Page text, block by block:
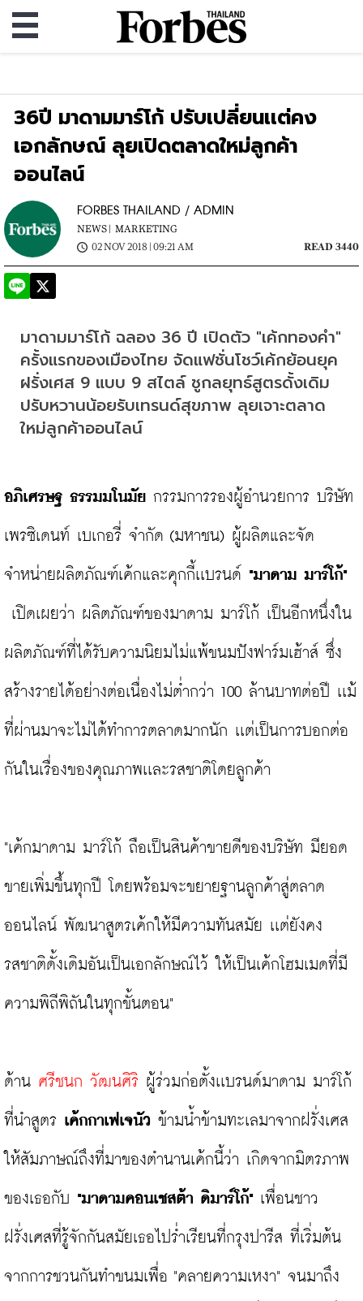
36ปี มาดามมาร์โก้ ปรับเปลี่ยนเเต่คง
เอกลักษณ์ ลุยเปิดตลาดใหม่ลูกค้า
ออนไลน์
FORBES THAILAND / ADMIN
NEWS |
MARKETING
02 NOV 2018 | 09:21 AM
READ 3440
มาดามมาร์โก้ ฉลอง 36 ปี เปิดตัว "เค้กทองคำ"
ครั้งแรกของเมืองไทย จัดแฟชั่นโชว์เค้กย้อนยุค
ฝรั่งเศส 9 แบบ 9 สไตล์ ชูกลยุทธ์สูตรดั้งเดิม
ปรับหวานน้อยรับเทรนด์สุขภาพ ลุยเจาะตลาด
ใหม่ลูกค้าออนไลน์
อภิเศรษฐ ธรรมมโนมัย กรรมการรองผู้อำนวยการ บริษัท
เพรซิเดนท์ เบเกอรี่ จำกัด (มหาชน) ผู้ผลิตและจัด
จำหน่ายผลิตภัณฑ์เค้กและคุกกี้เเบรนด์ "มาดาม มาร์โก้"
เปิดเผยว่า ผลิตภัณฑ์ของมาดาม มาร์โก้ เป็นอีกหนึ่งใน
ผลิตภัณฑ์ที่ได้รับความนิยมไม่แพ้ขนมปังฟาร์มเฮ้าส์ ซึ่ง
สร้างรายได้อย่างต่อเนื่องไม่ต่ำกว่า 100 ล้านบาทต่อปี เเม้
ที่ผ่านมาจะไม่ได้ทำการตลาดมากนัก เเต่เป็นการบอกต่อ
กันในเรื่องของคุณภาพเเละรสชาติโดยลูกค้า
"เค้กมาดาม มาร์โก้ ถือเป็นสินค้าขายดีของบริษัท มียอด
ขายเพิ่มขึ้นทุกปี โดยพร้อมจะขยายฐานลูกค้าสู่ตลาด
ออนไลน์ พัฒนาสูตรเค้กให้มีความทันสมัย เเต่ยังคง
รสชาติดั้งเดิมอันเป็นเอกลักษณ์ไว้ ให้เป็นเค้กโฮมเมดที่มี
ความพิถีพิถันในทุกขั้นตอน"
ด้าน ศรีชนก วัฒนศิริ ผู้ร่วมก่อตั้งเเบรนด์มาดาม มาร์โก้
ที่นำสูตร เค้กกาเฟเจนัว ข้ามน้ำข้ามทะเลมาจากฝรั่งเศส
ให้สัมภาษณ์ถึงที่มาของตำนานเค้กนี้ว่า เกิดจากมิตรภาพ
ของเธอกับ "มาดามคอนเชสต้า ดิมาร์โก้" เพื่อนชาว
ฝรั่งเศสที่รู้จักกันสมัยเธอไปร่ำเรียนที่กรุงปารีส ที่เริ่มต้น
จากการชวนกันทำขนมเพื่อ "คลายความเหงา" จนมาถึง